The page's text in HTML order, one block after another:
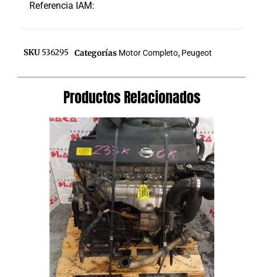
Referencia IAM:
SKU 536295 Categorías Motor Completo, Peugeot
Productos Relacionados